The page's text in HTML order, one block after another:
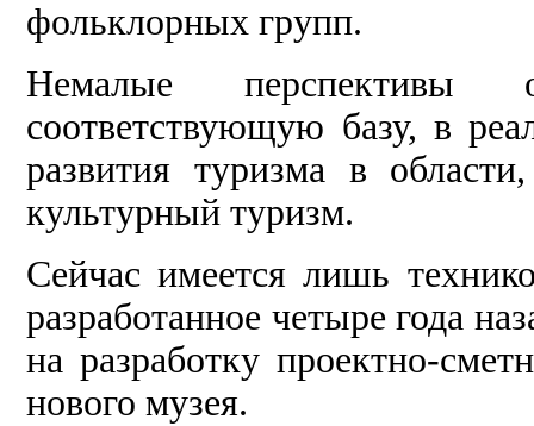
фольклорных групп.
Немалые
соответствующую базу, в
развития туризма в
культурный туризм.
Сейчас имеется лишь
разработанное четыре года
на разработку проектно-
нового музея.